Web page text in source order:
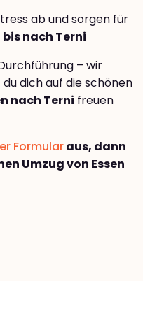
ab und sorgen für
nach Terni
– wir
dich auf die schönen
nach Terni freuen
Formularaus, dann
Umzug von Essen